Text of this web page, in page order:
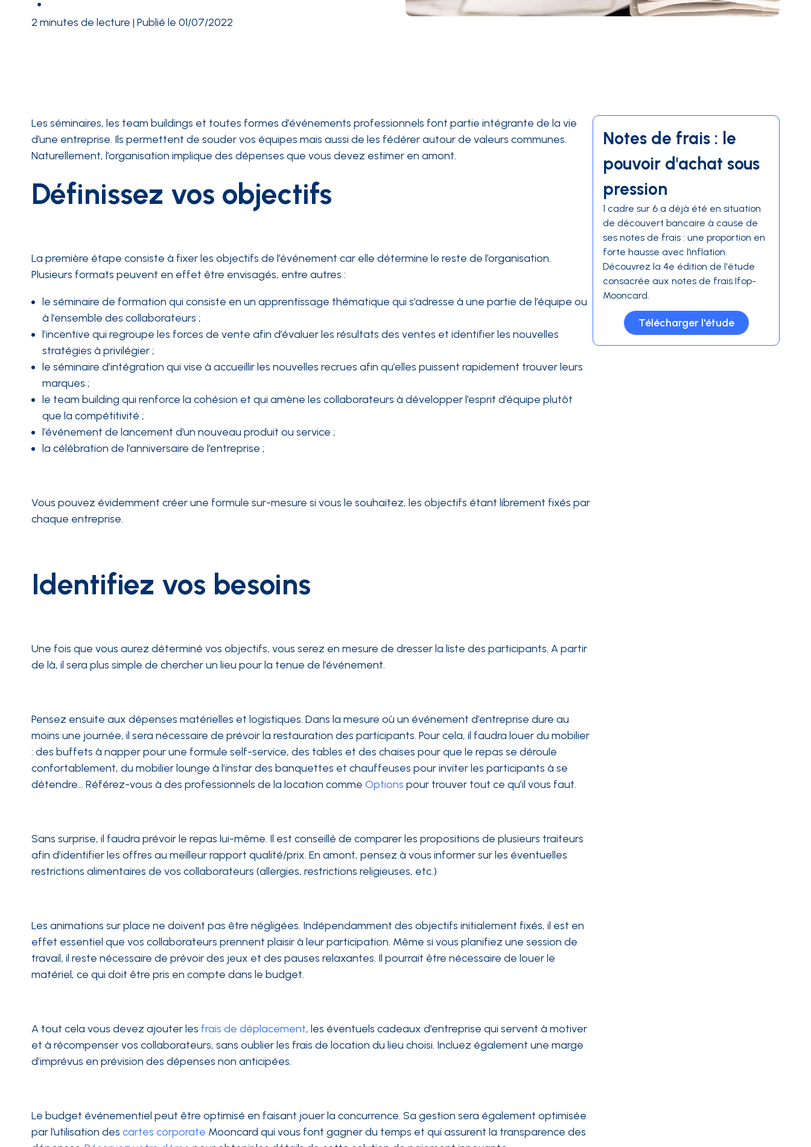
INTÉGRATIONS
2 minutes de lecture | Publié le 01/07/2022
Les séminaires, les team buildings et toutes formes d’événements professionnels font partie intégrante de la vie
d’une entreprise. Ils permettent de souder vos équipes mais aussi de les fédérer autour de valeurs communes.
Naturellement, l’organisation implique des dépenses que vous devez estimer en amont.
Définissez vos objectifs
La première étape consiste à fixer les objectifs de l’événement car elle détermine le reste de l’organisation.
Plusieurs formats peuvent en effet être envisagés, entre autres :
le séminaire de formation qui consiste en un apprentissage thématique qui s’adresse à une partie de l’équipe ou
à l’ensemble des collaborateurs ;
l’incentive qui regroupe les forces de vente afin d’évaluer les résultats des ventes et identifier les nouvelles
stratégies à privilégier ;
le séminaire d’intégration qui vise à accueillir les nouvelles recrues afin qu’elles puissent rapidement trouver leurs
marques ;
le team building qui renforce la cohésion et qui amène les collaborateurs à développer l’esprit d’équipe plutôt
que la compétitivité ;
l’événement de lancement d’un nouveau produit ou service ;
la célébration de l’anniversaire de l’entreprise ;
Vous pouvez évidemment créer une formule sur-mesure si vous le souhaitez, les objectifs étant librement fixés par
chaque entreprise.
Identifiez vos besoins
Une fois que vous aurez déterminé vos objectifs, vous serez en mesure de dresser la liste des participants. A partir
de là, il sera plus simple de chercher un lieu pour la tenue de l’événement.
Pensez ensuite aux dépenses matérielles et logistiques. Dans la mesure où un événement d’entreprise dure au
moins une journée, il sera nécessaire de prévoir la restauration des participants. Pour cela, il faudra louer du mobilier
: des buffets à napper pour une formule self-service, des tables et des chaises pour que le repas se déroule
confortablement, du mobilier lounge à l’instar des banquettes et chauffeuses pour inviter les participants à se
détendre… Référez-vous à des professionnels de la location comme Options pour trouver tout ce qu’il vous faut.
Sans surprise, il faudra prévoir le repas lui-même. Il est conseillé de comparer les propositions de plusieurs traiteurs
afin d’identifier les offres au meilleur rapport qualité/prix. En amont, pensez à vous informer sur les éventuelles
restrictions alimentaires de vos collaborateurs (allergies, restrictions religieuses, etc.)
Les animations sur place ne doivent pas être négligées. Indépendamment des objectifs initialement fixés, il est en
effet essentiel que vos collaborateurs prennent plaisir à leur participation. Même si vous planifiez une session de
travail, il reste nécessaire de prévoir des jeux et des pauses relaxantes. Il pourrait être nécessaire de louer le
matériel, ce qui doit être pris en compte dans le budget.
A tout cela vous devez ajouter les frais de déplacement, les éventuels cadeaux d’entreprise qui servent à motiver
et à récompenser vos collaborateurs, sans oublier les frais de location du lieu choisi. Incluez également une marge
d’imprévus en prévision des dépenses non anticipées.
Le budget événementiel peut être optimisé en faisant jouer la concurrence. Sa gestion sera également optimisée
par l’utilisation des cartes corporate Mooncard qui vous font gagner du temps et qui assurent la transparence des
Notes de frais : le
pouvoir d'achat sous
pression
1 cadre sur 6 a déjà été en situation
de découvert bancaire à cause de
ses notes de frais : une proportion en
forte hausse avec l’inflation.
Découvrez la 4e édition de l'étude
consacrée aux notes de frais Ifop-
Mooncard.
Télécharger l'étude